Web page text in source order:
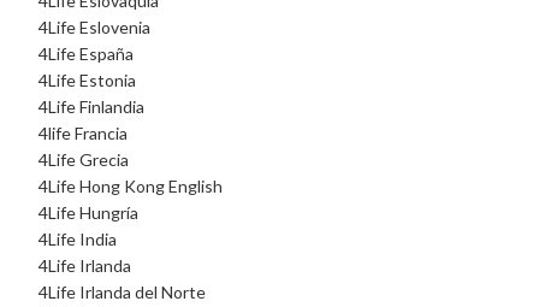
4Life Eslovenia
4Life España
4Life Estonia
4Life Finlandia
4life Francia
4Life Grecia
4Life Hong Kong English
4Life Hungría
4Life India
4Life Irlanda
4Life Irlanda del Norte